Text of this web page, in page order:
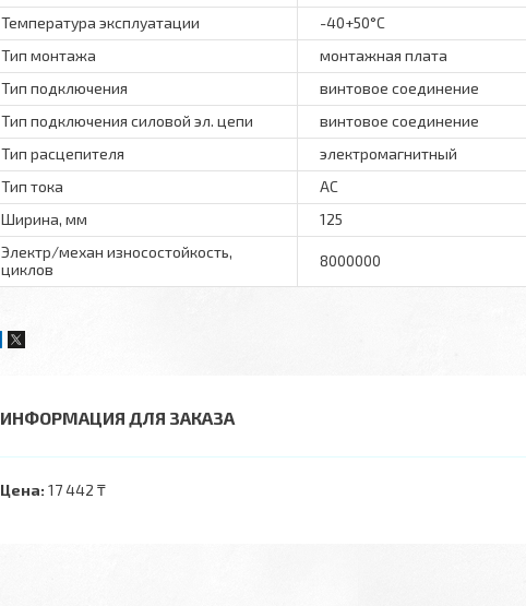
Температура эксплуатации
-40+50°C
Тип монтажа
монтажная плата
Тип подключения
винтовое соединение
Тип подключения силовой эл. цепи
винтовое соединение
Тип расцепителя
электромагнитный
Тип тока
AC
Ширина, мм
125
Электр/механ износостойкость,
циклов
8000000
ИНФОРМАЦИЯ ДЛЯ ЗАКАЗА
Цена: 17 442 ₸